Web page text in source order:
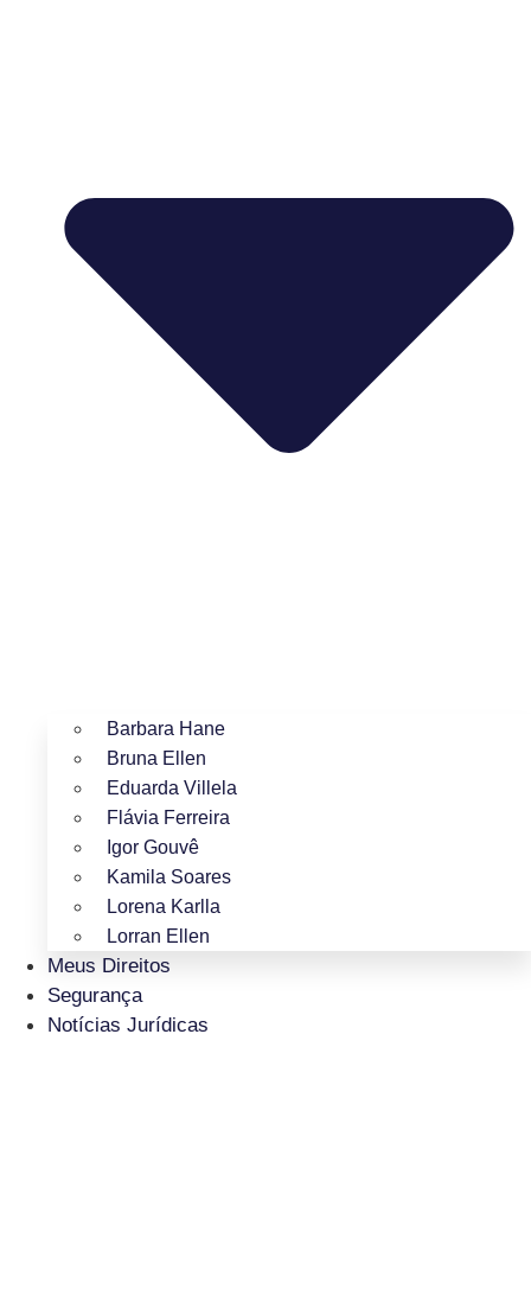
Barbara Hane
Bruna Ellen
Eduarda Villela
Flávia Ferreira
Igor Gouvê
Kamila Soares
Lorena Karlla
Lorran Ellen
Meus Direitos
Segurança
Notícias Jurídicas